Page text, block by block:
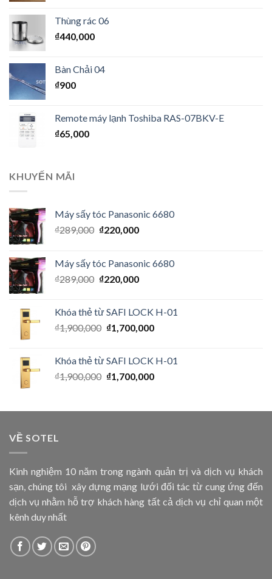
Thùng rác 06
₫440,000
Bàn Chải 04
₫900
Remote máy lạnh Toshiba RAS-07BKV-E
₫65,000
KHUYẾN MÃI
Máy sấy tóc Panasonic 6680
₫289,000 ₫220,000
Máy sấy tóc Panasonic 6680
₫289,000 ₫220,000
Khóa thẻ từ SAFI LOCK H-01
₫1,900,000 ₫1,700,000
Khóa thẻ từ SAFI LOCK H-01
₫1,900,000 ₫1,700,000
VỀ SOTEL
Kinh nghiệm 10 năm trong ngành quản trị và dịch vụ khách
sạn, chúng tôi xây dựng mạng lưới đối tác từ cung ứng đến
dịch vụ nhằm hỗ trợ khách hàng tất cả dịch vụ chỉ quan một
kênh duy nhất